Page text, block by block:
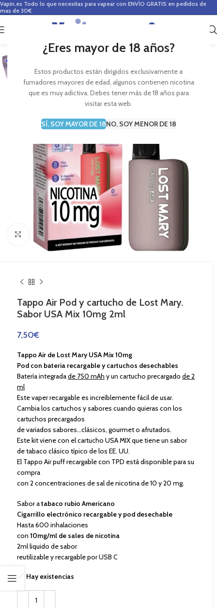
¿Eres mayor de 18 años?
Estos productos están dirigidos exclusivamente a
fumadores mayores de edad, algunos contienen nicotina
que es muy adictiva. Debes tener más de 18 años para
visitar esta web.
SÍ, SOY MAYOR DE 18NO, SOY MENOR DE 18
Vapin.es Todo lo que necesitas para vapear con ENVÍO GRATIS en pedidos de
mas de 30€
0
Haga Click para agrandar
Tappo Air Pod y cartucho de Lost Mary.
Sabor USA Mix 10mg 2ml
7,50€
Tappo Air de Lost Mary USA Mix 10mg
Pod con bateria recargable y cartuchos desechables
Batería integradade 750 mAh y un cartucho precargado de 2
ml
Este vaper recargable es increíblemente fácil de usar.
Cambia los cartuchos y sabores cuando quieras con los
cartuchos precargados
de variados sabores…clásicos, gourmet o afrutados.
Este kit viene con el cartucho USA MIX que tiene un sabor
de tabaco clásico típico de los EE. UU.
El Tappo Air puff recargable con TPD está disponible para su
compra
con 2 concentraciones de sal de nicotina de 10 y 20 mg.
Sabor atabaco rubio Americano
Cigarrillo electrónico recargable y pod desechable
Hasta 600 inhalaciones
con 10mg/ml de sales de nicotina
2ml liquido de sabor
reutilizable y recargable por USB C
Hay existencias